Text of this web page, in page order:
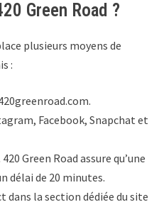
Green Road ?
plusieurs moyens de
:
Facebook, Snapchat et
Green Road assure qu’une
délai de 20 minutes.
la section dédiée du site